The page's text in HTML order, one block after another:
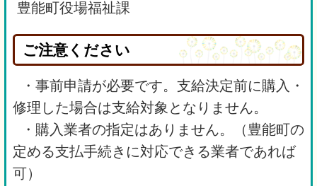
豊能町役場福祉課
ご注意ください
・事前申請が必要です。支給決定前に購入・
修理した場合は支給対象となりません。
・購入業者の指定はありません。（豊能町の
定める支払手続きに対応できる業者であれば
可）